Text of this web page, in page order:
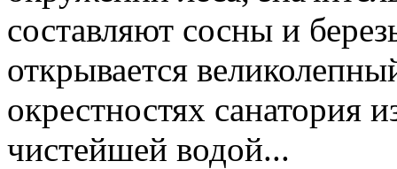
составляют сосны и
открывается
окрестностях санатория
чистейшей водой...